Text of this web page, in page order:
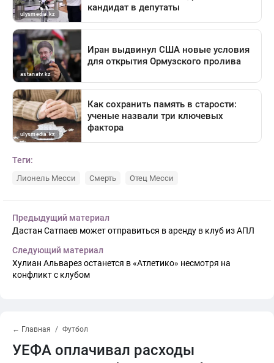
Теги:
Лионель Месси Смерть Отец Месси
Предыдущий материал
Дастан Сатпаев может отправиться в аренду в клуб из АПЛ
Следующий материал
Хулиан Альварез останется в «Атлетико» несмотря на
конфликт с клубом
← Главная Футбол
УЕФА оплачивал расходы